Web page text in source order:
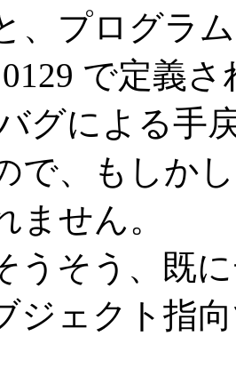
、プログラ
0129 で定義
グによる手
で、もしか
ません。
そう、既
ジェクト指